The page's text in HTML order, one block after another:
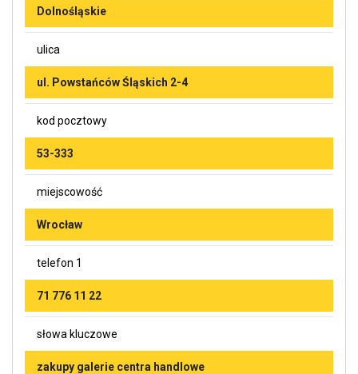
Dolnośląskie
ulica
ul. Powstańców Śląskich 2-4
kod pocztowy
53-333
miejscowość
Wrocław
telefon 1
71 776 11 22
słowa kluczowe
zakupy galerie centra handlowe